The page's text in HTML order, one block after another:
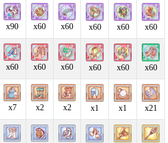
x90 x60 x60 x60 x60 x60
x60 x60 x60 x60 x60 x60
x7 x2 x2 x1 x1 x21